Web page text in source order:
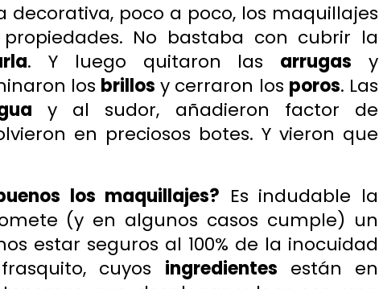
decorativa, poco a poco, los maquillajes
No bastaba con cubrir la
. Y luego quitaron las arrugas y
los brillos y cerraron los poros. Las
y al sudor, añadieron factor de
en preciosos botes. Y vieron que
los maquillajes? Es indudable la
(y en algunos casos cumple) un
estar seguros al 100% de la inocuidad
cuyos ingredientes están en